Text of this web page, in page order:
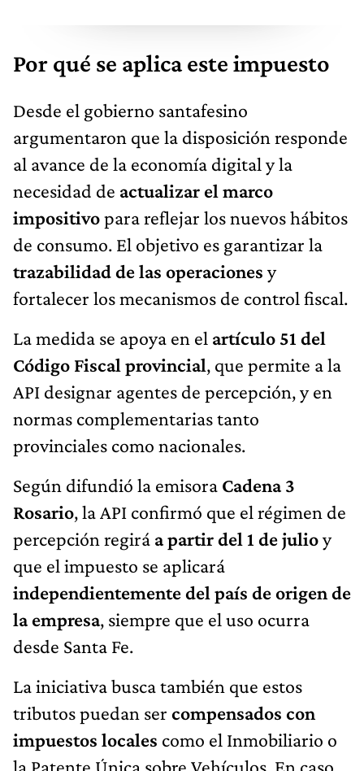
Por qué se aplica este impuesto
Desde el gobierno santafesino
argumentaron que la disposición responde
al avance de la economía digital y la
necesidad de actualizar el marco
impositivopara reflejar los nuevos hábitos
de consumo. El objetivo es garantizar la
trazabilidad de las operaciones y
fortalecer los mecanismos de control fiscal.
La medida se apoya en el artículo 51 del
Código Fiscal provincial, que permite a la
API designar agentes de percepción, y en
normas complementarias tanto
provinciales como nacionales.
Según difundió la emisora Cadena 3
Rosario, la API confirmó que el régimen de
percepción regirá a partir del 1 de julioy
que el impuesto se aplicará
independientemente del país de origen de
la empresa, siempre que el uso ocurra
desde Santa Fe.
La iniciativa busca también que estos
tributos puedan ser compensados con
impuestos locales como el Inmobiliario o